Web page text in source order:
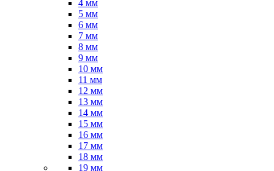
4 мм
5 мм
6 мм
7 мм
8 мм
9 мм
10 мм
11 мм
12 мм
13 мм
14 мм
15 мм
16 мм
17 мм
18 мм
19 мм